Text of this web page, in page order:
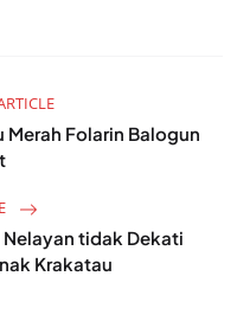
Merah Folarin Balogun
tidak Dekati
Krakatau